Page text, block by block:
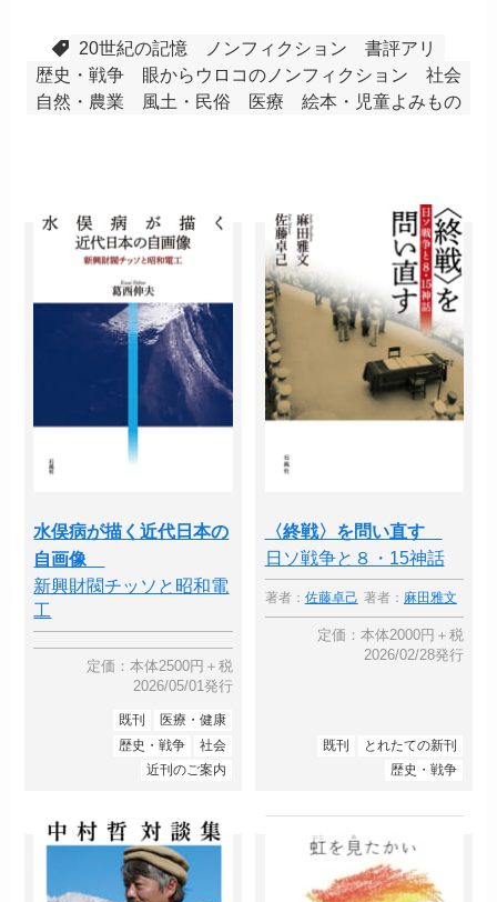
20世紀の記憶 ノンフィクション
書評アリ
歴史・戦争
眼からウロコのノンフィクション
社会
自然・農業
風土・民俗 医療 絵本・児童よみもの
水俣病が描く近代日本の
自画像
新興財閥チッソと昭和電
工
定価：本体2500円＋税
2026/05/01発行
既刊
医療・健康
歴史・戦争
社会
近刊のご案内
〈終戦〉を問い直す
日ソ戦争と８・15神話
著者： 佐藤卓己 著者： 麻田雅文
定価：本体2000円＋税
2026/02/28発行
既刊
とれたての新刊
歴史・戦争